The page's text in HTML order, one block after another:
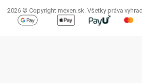
2026 © Copyright mexen.sk. Všetky práva